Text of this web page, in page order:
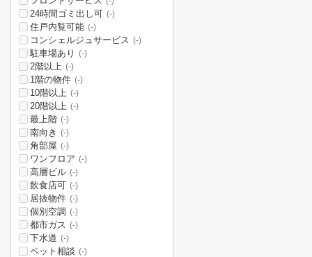
24時間ゴミ出し可 (-)
住戸内覧可能 (-)
コンシェルジュサービス (-)
駐車場あり (-)
2階以上 (-)
1階の物件 (-)
10階以上 (-)
20階以上 (-)
最上階 (-)
南向き (-)
角部屋 (-)
ワンフロア (-)
高層ビル (-)
飲食店可 (-)
居抜物件 (-)
個別空調 (-)
都市ガス (-)
下水道 (-)
ペット相談 (-)